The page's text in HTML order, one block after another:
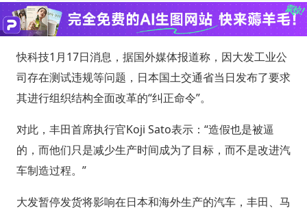
快科技1月17日消息，据国外媒体报道称，因大发工业公
司存在测试违规等问题，日本国土交通省当日发布了要求
其进行组织结构全面改革的“纠正命令”。
对此，丰田首席执行官Koji Sato表示：“造假也是被逼
的，而他们只是减少生产时间成为了目标，而不是改进汽
车制造过程。”
大发暂停发货将影响在日本和海外生产的汽车，丰田、马